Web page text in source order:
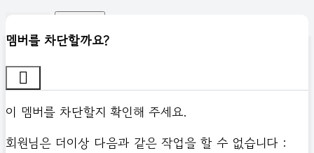
멤버를 차단할까요?
이 멤버를 차단할지 확인해 주세요.
회원님은 더이상 다음과 같은 작업을 할 수 없습니다 :